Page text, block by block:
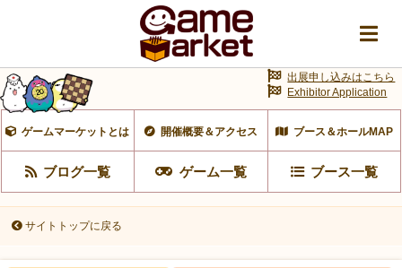
ゲームマーケットとは 開催概要＆アクセス ブース＆ホールMAP
ブログ一覧 ゲーム一覧 ブース一覧
出展申し込みはこちら
Exhibitor Application
サイトトップに戻る